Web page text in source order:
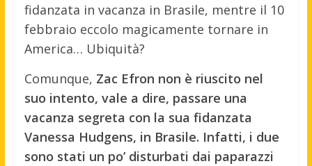
fidanzata in vacanza in Brasile, mentre il 10
febbraio eccolo magicamente tornare in
America… Ubiquità?
Comunque, Zac Efron non è riuscito nel
suo intento, vale a dire, passare una
vacanza segreta con la sua fidanzata
Vanessa Hudgens, in Brasile. Infatti, i due
sono stati un po’ disturbati dai paparazzi